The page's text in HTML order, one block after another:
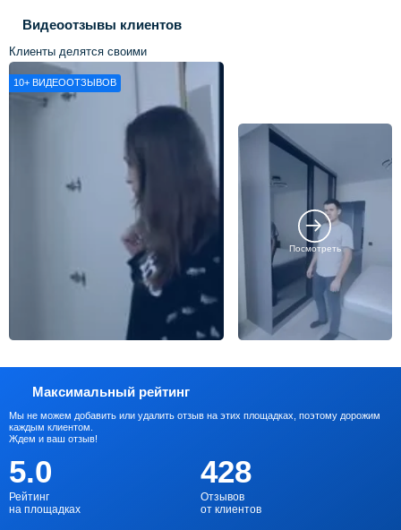
Видеоотзывы клиентов
Клиенты делятся своими
впечатлениями о нашей работе
10+ ВИДЕООТЗЫВОВ
Посмотреть
Максимальный рейтинг
Мы не можем добавить или удалить отзыв на этих площадках, поэтому дорожим
каждым клиентом.
Ждем и ваш отзыв!
5.0
Рейтинг
на площадках
428
Отзывов
от клиентов